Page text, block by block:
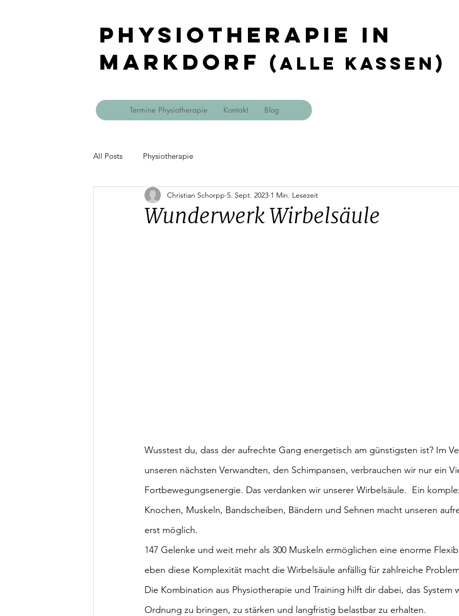
Physiotherapie in
Markdorf
(Alle Kassen)
Termine Physiotherapie Kontakt Blog
All Posts Physiotherapie
Wunderwerk Wirbelsäule
Christian Schorpp 5. Sept. 2023 1 Min. Lesezeit
Wusstest du, dass der aufrechte Gang energetisch am günstigsten ist? Im
unseren nächsten Verwandten, den Schimpansen, verbrauchen wir nur ein
Fortbewegungsenergie. Das verdanken wir unserer Wirbelsäule.  Ein
Knochen, Muskeln, Bandscheiben, Bändern und Sehnen macht unseren
erst möglich.
147 Gelenke und weit mehr als 300 Muskeln ermöglichen eine enorme
eben diese Komplexität macht die Wirbelsäule anfällig für zahlreiche
Die Kombination aus Physiotherapie und Training hilft dir dabei, das System
Ordnung zu bringen, zu stärken und langfristig belastbar zu erhalten.